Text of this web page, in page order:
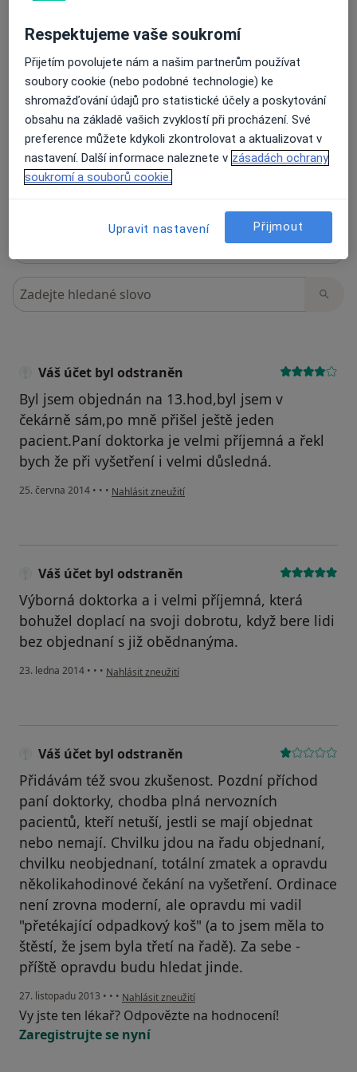
8 názorů
Recenze pacientů jsou pro nás důležité.
Specialisté nemají možnost zaplatit za
odstranění nebo změnu recenze pacienta.
Další informace.Další informace o názorech
Hledejte v názorech
Váš účet byl odstraněn
Byl jsem objednán na 13.hod,byl jsem v
čekárně sám,po mně přišel ještě jeden
pacient.Paní doktorka je velmi příjemná a řekl
bych že při vyšetření i velmi důsledná.
25. června 2014 • • • podle názoru uživatele Váš účet byl odstraněn
Nahlásit zneužití
Váš účet byl odstraněn
Výborná doktorka a i velmi příjemná, která
bohužel doplací na svoji dobrotu, když bere lidi
bez objednaní s již obědnanýma.
23. ledna 2014 • • • podle názoru uživatele Váš účet byl odstraněn
Nahlásit zneužití
Váš účet byl odstraněn
Přidávám též svou zkušenost. Pozdní příchod
paní doktorky, chodba plná nervozních
pacientů, kteří netuší, jestli se mají objednat
nebo nemají. Chvilku jdou na řadu objednaní,
chvilku neobjednaní, totální zmatek a opravdu
několikahodinové čekání na vyšetření. Ordinace
není zrovna moderní, ale opravdu mi vadil
"přetékající odpadkový koš" (a to jsem měla to
štěstí, že jsem byla třetí na řadě). Za sebe -
příště opravdu budu hledat jinde.
27. listopadu 2013 • • • podle názoru uživatele Váš účet byl odstraněn
Nahlásit zneužití
Vy jste ten lékař? Odpovězte na hodnocení!
Zaregistrujte se nyní
Respektujeme vaše soukromí
Přijetím povolujete nám a našim partnerům používat
soubory cookie (nebo podobné technologie) ke
shromažďování údajů pro statistické účely a poskytování
obsahu na základě vašich zvyklostí při procházení. Své
preference můžete kdykoli zkontrolovat a aktualizovat v
nastavení. Další informace naleznete v zásadách ochrany
soukromí a souborů cookie.
Upravit nastavení Přijmout